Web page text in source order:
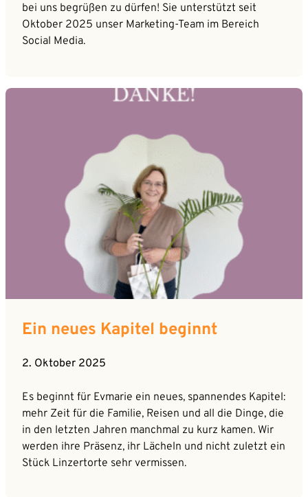
bei uns begrüßen zu dürfen! Sie unterstützt seit
Oktober 2025 unser Marketing-Team im Bereich
Social Media.
Ein neues Kapitel beginnt
2. Oktober 2025
Es beginnt für Evmarie ein neues, spannendes Kapitel:
mehr Zeit für die Familie, Reisen und all die Dinge, die
in den letzten Jahren manchmal zu kurz kamen. Wir
werden ihre Präsenz, ihr Lächeln und nicht zuletzt ein
Stück Linzertorte sehr vermissen.